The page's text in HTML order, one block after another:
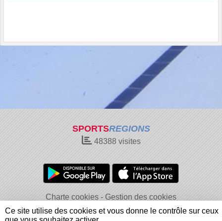
SPORTSREGIONS
48388visites
Charte cookies
Gestion des cookies
Informations légales
Signaler un contenu inapproprié
Ce site utilise des cookies et vous donne le contrôle sur ceux